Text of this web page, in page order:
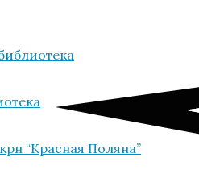
“Красная Поляна”